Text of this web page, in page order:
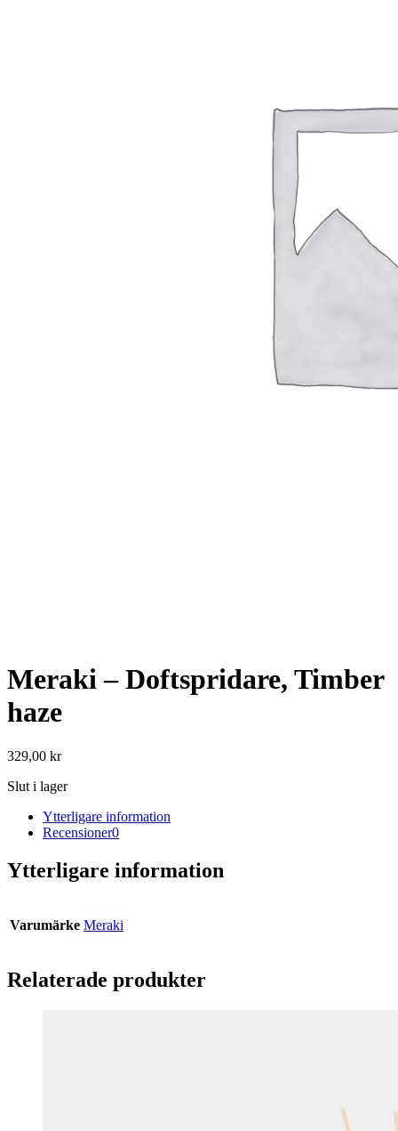
Meraki – Doftspridare, Timber
haze
329,00 kr
Slut i lager
Ytterligare information
Recensioner0
Ytterligare information
Varumärke Meraki
Relaterade produkter